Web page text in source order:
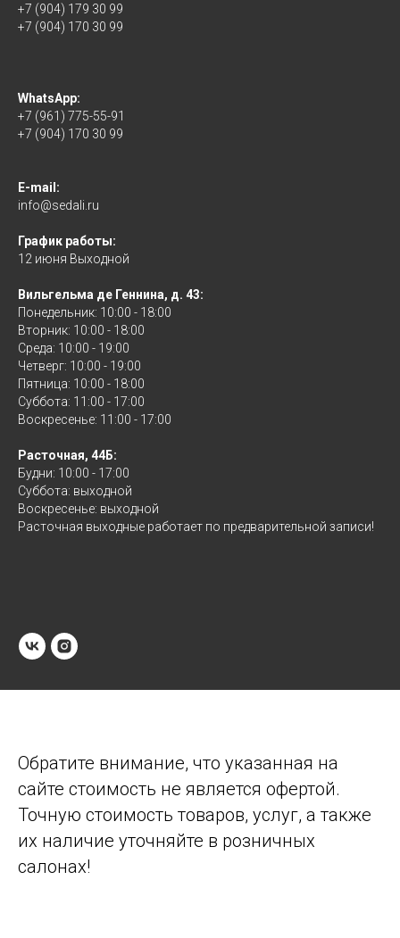
+7 (904) 179 30 99
+7 (904) 170 30 99
WhatsApp:
+7 (961) 775-55-91
+7 (904) 170 30 99
E-mail:
info@sedali.ru
График работы:
12 июня Выходной
Вильгельма де Геннина, д. 43:
Понедельник: 10:00 - 18:00
Вторник: 10:00 - 18:00
Среда: 10:00 - 19:00
Четверг: 10:00 - 19:00
Пятница: 10:00 - 18:00
Суббота: 11:00 - 17:00
Воскресенье: 11:00 - 17:00
Расточная, 44Б:
Будни: 10:00 - 17:00
Суббота: выходной
Воскресенье: выходной
Расточная выходные работает по предварительной записи!
Обратите внимание, что указанная на
сайте стоимость не является офертой.
Точную стоимость товаров, услуг, а также
их наличие уточняйте в розничных
салонах!